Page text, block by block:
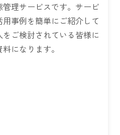
理サービスです。サービ
事例を簡単にご紹介して
ご検討されている皆様に
になります。